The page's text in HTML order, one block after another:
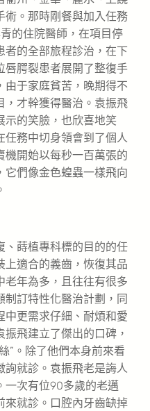
術。那時剛餐與加入任務
的住院醫師，在項目停
者的全部旅程診治，在下
唇腭裂患者展開了整復手
由于家庭貧苦，晚期得不
，才幹獲得醫治。袁振飛
示的笑臉，也欣喜地笑
任務中切身領會到了個人
機開始以每秒一百萬張的
它們像金色蝗蟲一樣飛向
蒔植專科標的目的的任
上適合的義齒，恢復其品
老年為多，且往往有很多
訂特性化醫治計劃，同
中更需求仔細、耐煩和愛
飛建立了傑出的口碑，
”。除了他們本身前來看
詢就診。袁振飛老是誨人
一次有位90多歲的老邁
來就診。口腔內牙齒缺掉